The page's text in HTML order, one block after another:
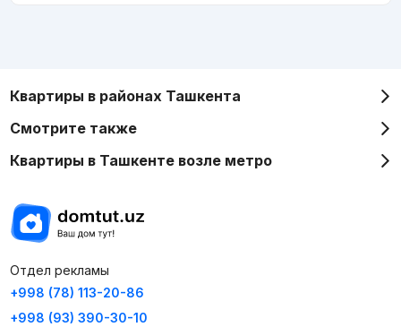
Квартиры в районах Ташкента
Смотрите также
Квартиры в Ташкенте возле метро
Отдел рекламы
+998 (78) 113-20-86
+998 (93) 390-30-10